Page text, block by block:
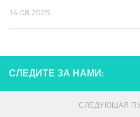
14.08.2025
СЛЕДИТЕ ЗА НАМИ:
СЛЕДУЮЩАЯ